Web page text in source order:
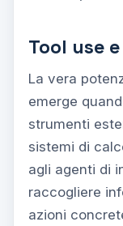
Tool use
La vera
emerge
strumenti
sistemi di
agli agenti di
raccogliere
azioni